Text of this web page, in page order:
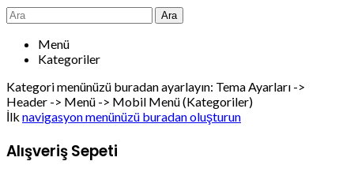
Ara
Menü
Kategoriler
Kategori menünüzü buradan ayarlayın: Tema Ayarları ->
Header -> Menü -> Mobil Menü (Kategoriler)
İlk navigasyon menünüzü buradan oluşturun
Alışveriş Sepeti